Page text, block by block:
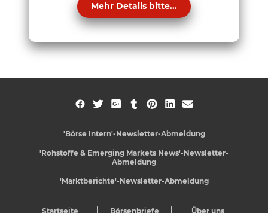
Mehr Details bitte...
'Börse Intern'-Newsletter-Abmeldung
'Rohstoffe & Emerging Markets News'-Newsletter-
Abmeldung
'Marktberichte'-Newsletter-Abmeldung
Startseite Börsenbriefe Über uns